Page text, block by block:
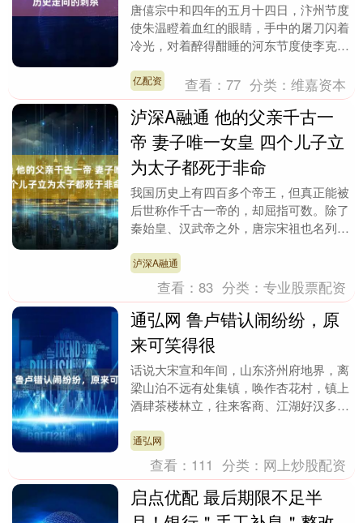
唐僖宗中和四年的五月十四日，汴州节度
使朱温瞪着血红的眼睛，手中的屠刀闪着
冷光，对着醉得酣睡的河东节度使李克
李克用命悬一线，开....
亿配资 查看：77 分类：维嘉资本
泸深A融通 他的父亲千古一
帝 妻子唯一女皇 四个儿子立
为太子都死于非命
我国历史上有四百多个帝王，但真正能被
后世称作千古一帝的，却屈指可数。除了
秦始皇、汉武帝之外，唐宗宋祖也名列其
朝推向前所未有的....
泸深A融通
查看：83 分类：专业股票配资
通弘网 鲁卢错认闹纷纷，原
来可笑得很
话说大宋宣和年间，山东济州府地界，离
梁山泊不远有处集镇，唤作杏花村，镇上
酒肆茶楼林立，往来客商、江湖好汉多在
头偏西，风里带着....
通弘网
查看： 111 分类： 网上炒股配资
启点优配 最后期限不足半